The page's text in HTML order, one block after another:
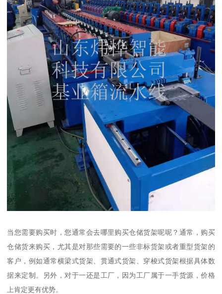
当您需要购买时，您通常会去哪里购买仓储货架呢呢？通常，购买
仓储货来购买，尤其是对那些需要的一些非标货架或者重型货架的
客户，例如通常横梁式货架、贯通式货架、穿梭式货架根据具体数
据来定制。另外，对于一还是工厂，因为工厂属于一手货源，价格
上肯定更有优势。